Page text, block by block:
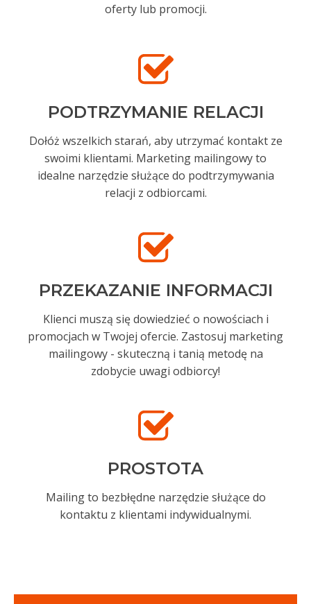
oferty lub promocji.
PODTRZYMANIE RELACJI
Dołóż wszelkich starań, aby utrzymać kontakt ze
swoimi klientami. Marketing mailingowy to
idealne narzędzie służące do podtrzymywania
relacji z odbiorcami.
PRZEKAZANIE INFORMACJI
Klienci muszą się dowiedzieć o nowościach i
promocjach w Twojej ofercie. Zastosuj marketing
mailingowy - skuteczną i tanią metodę na
zdobycie uwagi odbiorcy!
PROSTOTA
Mailing to bezbłędne narzędzie służące do
kontaktu z klientami indywidualnymi.